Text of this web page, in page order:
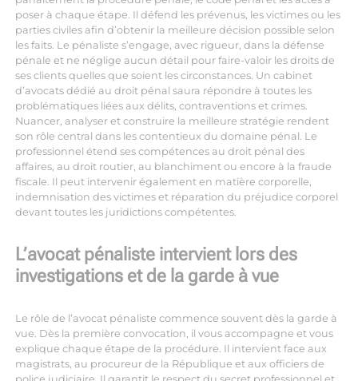
poser à chaque étape. Il défend les prévenus, les victimes ou les
parties civiles afin d’obtenir la meilleure décision possible selon
les faits. Le pénaliste s’engage, avec rigueur, dans la défense
pénale et ne néglige aucun détail pour faire-valoir les droits de
ses clients quelles que soient les circonstances. Un cabinet
d’avocats dédié au droit pénal saura répondre à toutes les
problématiques liées aux délits, contraventions et crimes.
Nuancer, analyser et construire la meilleure stratégie rendent
son rôle central dans les contentieux du domaine pénal. Le
professionnel étend ses compétences au droit pénal des
affaires, au droit routier, au blanchiment ou encore à la fraude
fiscale. Il peut intervenir également en matière corporelle,
indemnisation des victimes et réparation du préjudice corporel
devant toutes les juridictions compétentes.
L’avocat pénaliste intervient lors des
investigations et de la garde à vue
Le rôle de l’avocat pénaliste commence souvent dès la garde à
vue. Dès la première convocation, il vous accompagne et vous
explique chaque étape de la procédure. Il intervient face aux
magistrats, au procureur de la République et aux officiers de